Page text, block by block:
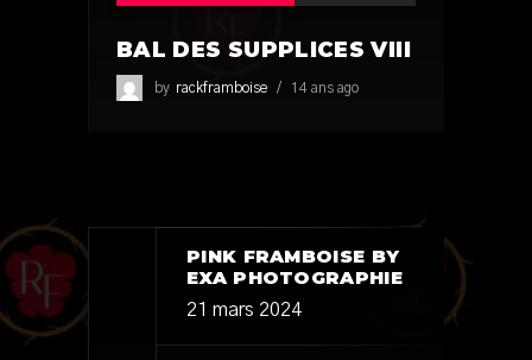
BAL DES SUPPLICES VIII
by rackframboise 14 ans ago
PINK FRAMBOISE BY
EXA PHOTOGRAPHIE
21 mars 2024